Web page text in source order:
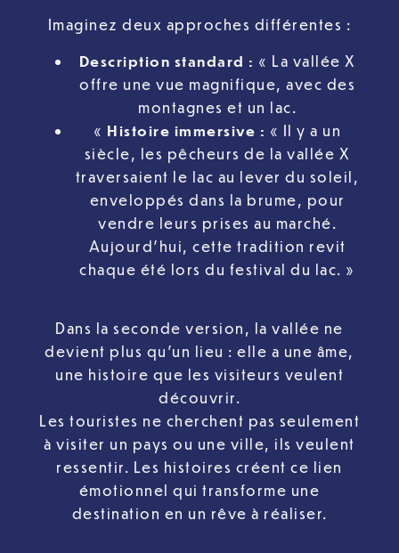
Imaginez deux approches différentes :
Description standard : « La vallée X
offre une vue magnifique, avec des
montagnes et un lac.
« Histoire immersive : « Il y a un
siècle, les pêcheurs de la vallée X
traversaient le lac au lever du soleil,
enveloppés dans la brume, pour
vendre leurs prises au marché.
Aujourd’hui, cette tradition revit
chaque été lors du festival du lac. »
Dans la seconde version, la vallée ne
devient plus qu’un lieu : elle a une âme,
une histoire que les visiteurs veulent
découvrir.
Les touristes ne cherchent pas seulement
à visiter un pays ou une ville, ils veulent
ressentir. Les histoires créent ce lien
émotionnel qui transforme une
destination en un rêve à réaliser.